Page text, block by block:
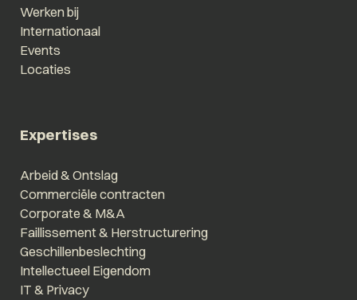
Werken bij
Internationaal
Events
Locaties
Expertises
Arbeid & Ontslag
Commerciële contracten
Corporate & M&A
Faillissement & Herstructurering
Geschillenbeslechting
Intellectueel Eigendom
IT & Privacy